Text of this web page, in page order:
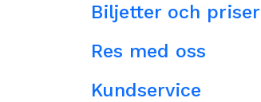
Biljetter och priser
Res med oss
Kundservice